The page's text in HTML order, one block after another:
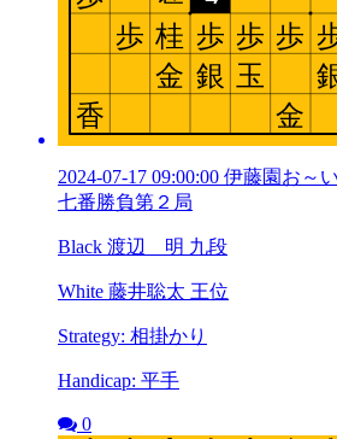
2024-07-17 09:00:00 伊藤園お～
七番勝負第２局
Black 渡辺 明 九段
White 藤井聡太 王位
Strategy: 相掛かり
Handicap: 平手
0